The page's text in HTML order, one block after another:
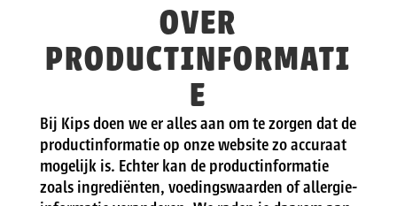
OVER
PRODUCTINFORMATI
E
Bij Kips doen we er alles aan om te zorgen dat de
productinformatie op onze website zo accuraat
mogelijk is. Echter kan de productinformatie
zoals ingrediënten, voedingswaarden of allergie-